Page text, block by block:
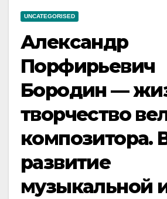
UNCATEGORISED
Александр
Порфирьевич
Бородин —
творчество
композитора.
развитие
музыкальной